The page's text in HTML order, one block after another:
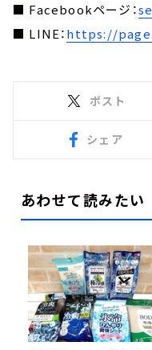
■ Facebookページ：
■ LINE：https://
ポスト
シェア
あわせて読みたい